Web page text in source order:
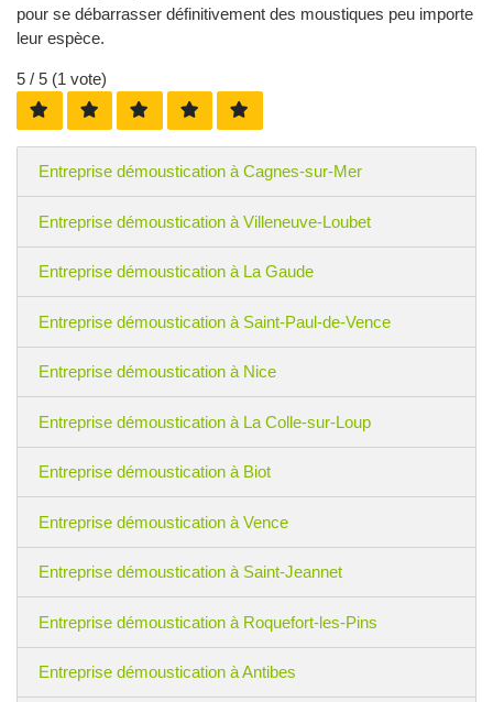
pour se débarrasser définitivement des moustiques peu importe
leur espèce.
5 / 5 (1 vote)
Entreprise démoustication à Cagnes-sur-Mer
Entreprise démoustication à Villeneuve-Loubet
Entreprise démoustication à La Gaude
Entreprise démoustication à Saint-Paul-de-Vence
Entreprise démoustication à Nice
Entreprise démoustication à La Colle-sur-Loup
Entreprise démoustication à Biot
Entreprise démoustication à Vence
Entreprise démoustication à Saint-Jeannet
Entreprise démoustication à Roquefort-les-Pins
Entreprise démoustication à Antibes